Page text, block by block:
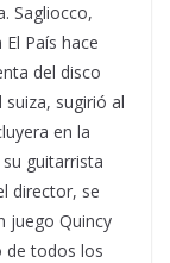
Sagliocco,
País hace
del disco
sugirió al
en la
guitarrista
director, se
juego Quincy
de todos los